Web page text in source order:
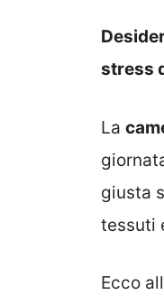
stress
La
giusta
tessuti
Ecco